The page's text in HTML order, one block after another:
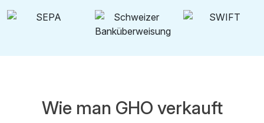
Wie man GHO verkauft